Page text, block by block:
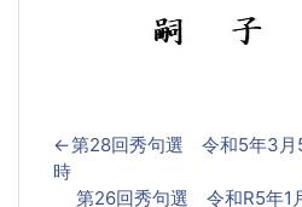
←第28回秀句選 令和5年3月
時
第26回秀句選 令和R5年1